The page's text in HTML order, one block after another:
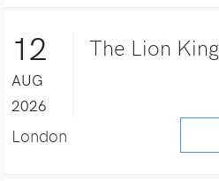
12
AUG
2026
The Lion King
London